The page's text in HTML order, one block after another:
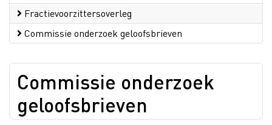
Fractievoorzittersoverleg
Commissie onderzoek geloofsbrieven
Commissie onderzoek
geloofsbrieven